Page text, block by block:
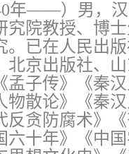
年——）男，
究院教授、博
。已在人民出
北京出版社、
孟子传》《秦
物散论》《秦
反贪防腐术》
六十年》《中